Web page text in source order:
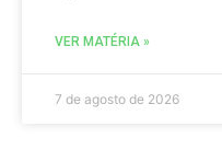
VER MATÉRIA »
7 de agosto de 2026